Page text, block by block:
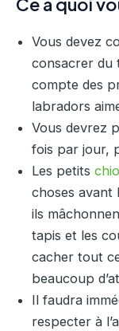
Vous devez
consacrer du
compte des
labradors
Vous devrez
fois par jour,
Les petits
choses avant
ils
tapis et les
cacher tout
beaucoup
Il faudra
respecter à